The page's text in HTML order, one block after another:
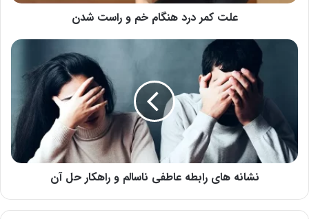
علت کمر درد هنگام خم و راست شدن
نشانه
راهکار
حل
آن
نشانه های رابطه عاطفی ناسالم و راهکار حل آن